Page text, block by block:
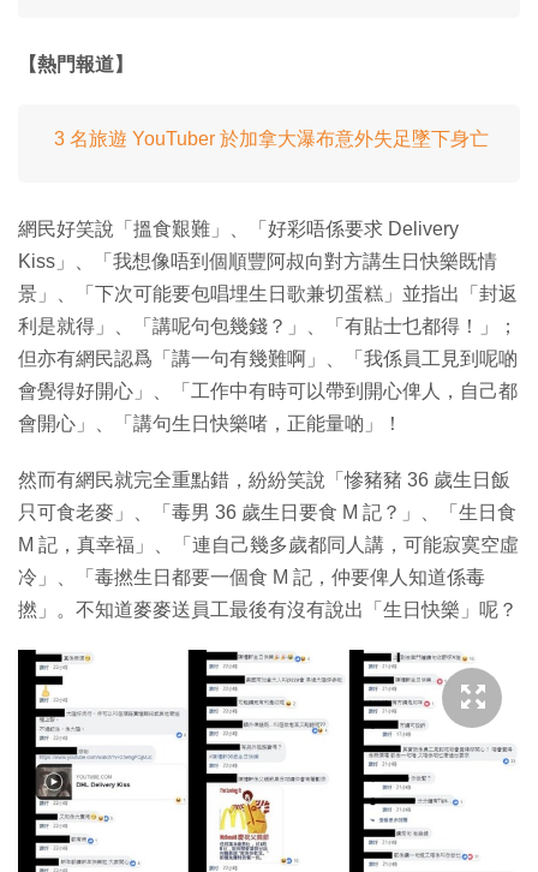
【熱門報道】
3 名旅遊 YouTuber 於加拿大瀑布意外失足墜下身亡
網民好笑說「搵食艱難」、「好彩唔係要求 Delivery
Kiss」、「我想像唔到個順豐阿叔向對方講生日快樂既情
景」、「下次可能要包唱埋生日歌兼切蛋糕」並指出「封返
利是就得」、「講呢句包幾錢？」、「有貼士乜都得！」；
但亦有網民認爲「講一句有幾難啊」、「我係員工見到呢啲
會覺得好開心」、「工作中有時可以帶到開心俾人，自己都
會開心」、「講句生日快樂啫，正能量啲」！
然而有網民就完全重點錯，紛紛笑說「慘豬豬 36 歲生日飯
只可食老麥」、「毒男 36 歲生日要食 M 記？」、「生日食
M 記，真幸福」、「連自己幾多歲都同人講，可能寂寞空虛
冷」、「毒撚生日都要一個食 M 記，仲要俾人知道係毒
撚」。不知道麥麥送員工最後有沒有說出「生日快樂」呢？